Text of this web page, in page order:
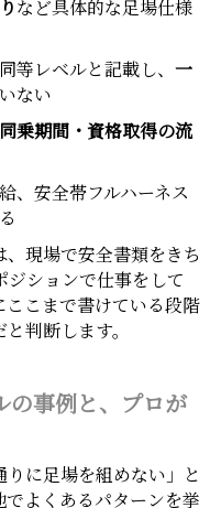
など具体的な足場仕様
等レベルと記載し、 一
ない
乗期間・資格取得の流
、安全帯フルハーネス
現場で安全書類をきち
ジションで仕事をして
ここまで書けている段階
判断します。
の事例と、プロが
に足場を組めない」と
よくあるパターンを挙